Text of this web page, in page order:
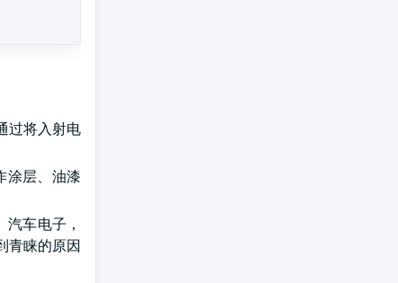
过将入射电
涂层、油漆
车电子，
青睐的原因